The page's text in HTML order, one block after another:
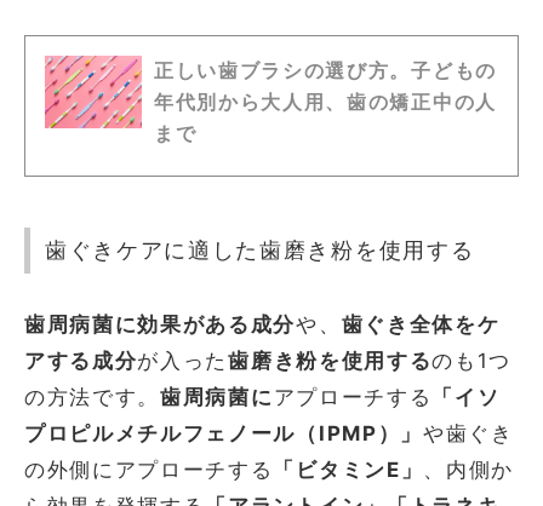
正しい歯ブラシの選び方。子どもの
年代別から大人用、歯の矯正中の人
まで
歯ぐきケアに適した歯磨き粉を使用する
歯周病菌に効果がある成分や、 歯ぐき全体をケ
アする成分が入った歯磨き粉を使用するのも1つ
の方法です。歯周病菌に アプローチする
「イソ
プロピルメチルフェノール（IPMP）」 や歯ぐき
の外側にアプローチする
「ビタミンE」 、内側か